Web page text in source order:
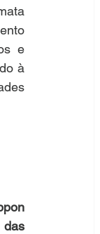
e
à
das